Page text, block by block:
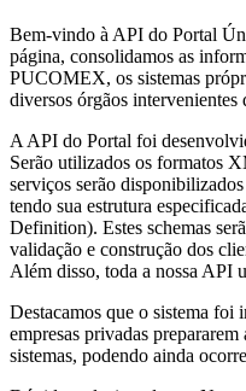
Bem-vindo à API do Portal
página, consolidamos as
PUCOMEX, os sistemas
diversos órgãos
A API do Portal foi
Serão utilizados os formatos
serviços serão
tendo sua estrutura
Definition). Estes schemas
validação e construção dos
Além disso, toda a nossa API
Destacamos que o sistema foi
empresas privadas prepararem
sistemas, podendo ainda